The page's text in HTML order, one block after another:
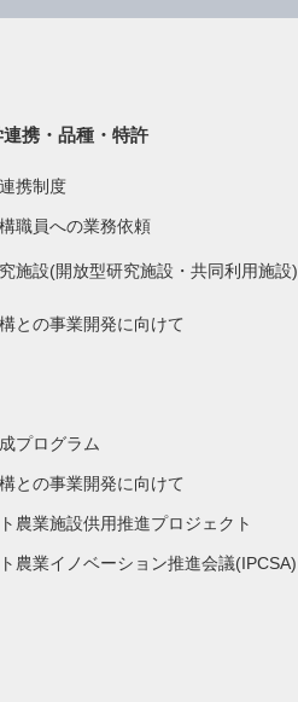
連携・品種・特許
携制度
職員への業務依頼
施設(開放型研究施設・共同利用施設)
との事業開発に向けて
プログラム
との事業開発に向けて
農業施設供用推進プロジェクト
農業イノベーション推進会議(IPCSA)